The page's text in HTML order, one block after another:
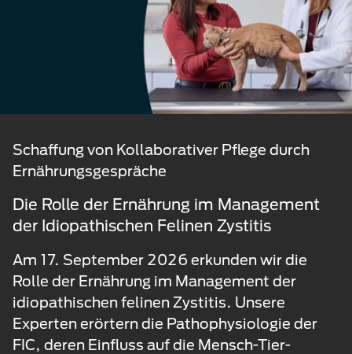
Schaffung von Kollaborativer Pflege durch
Ernährungsgespräche
Die Rolle der Ernährung im Management
der Idiopathischen Felinen Zystitis
Am 17. September 2026 erkunden wir die
Rolle der Ernährung im Management der
idiopathischen felinen Zystitis. Unsere
Experten erörtern die Pathophysiologie der
FIC, deren Einfluss auf die Mensch-Tier-